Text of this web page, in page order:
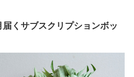
くサブスクリプションボッ